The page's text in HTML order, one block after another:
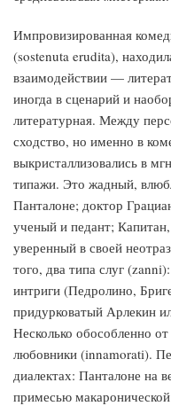
Импровизированная
(sostenuta erudita),
взаимодействии —
иногда в сценарий и
литературная. Между
сходство, но именно в
выкристаллизовались в
типажи. Это жадный,
Панталоне; доктор
ученый и педант;
уверенный в своей
того, два типа слуг
интриги (Педролино,
придурковатый Арлекин
Несколько обособленно
любовники (innamorati).
диалектах: Панталоне на
примесью